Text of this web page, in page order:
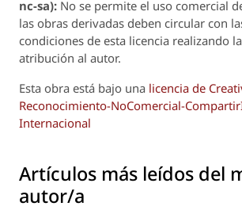
nc-sa): No se permite el uso comercial
las obras derivadas deben circular con
condiciones de esta licencia realizando
atribución al autor.
Esta obra está bajo una licencia de
Reconocimiento-NoComercial-
Internacional
Artículos más leídos del
autor/a